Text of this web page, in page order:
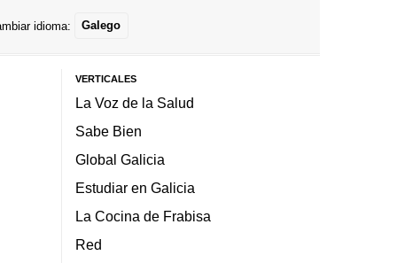
idioma: Galego
VERTICALES
La Voz de la Salud
Sabe Bien
Global Galicia
Estudiar en Galicia
La Cocina de Frabisa
Red